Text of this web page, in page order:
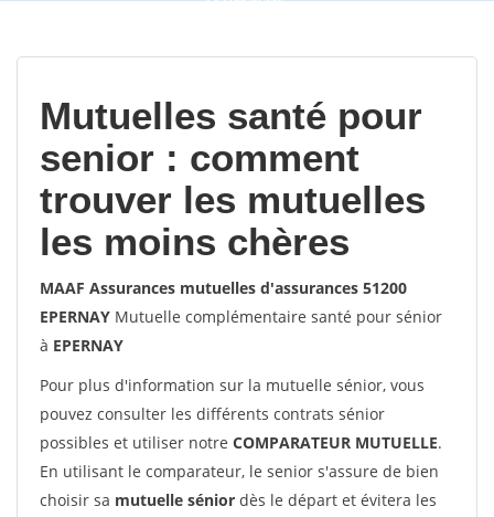
Mutuelles santé pour
senior : comment
trouver les mutuelles
les moins chères
MAAF Assurances mutuelles d'assurances 51200
EPERNAY Mutuelle complémentaire santé pour sénior
à EPERNAY
Pour plus d'information sur la mutuelle sénior, vous
pouvez consulter les différents contrats sénior
possibles et utiliser notre COMPARATEUR MUTUELLE.
En utilisant le comparateur, le senior s'assure de bien
choisir sa mutuelle sénior dès le départ et évitera les